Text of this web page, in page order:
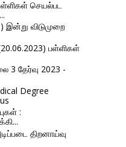
செயல்பட
விடுமுறை
பள்ளிகள்
3 தேர்வு 2023 -
Degree
:
திறனாய்வு